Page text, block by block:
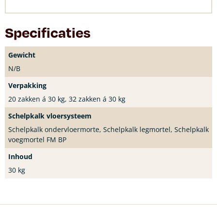
Specificaties
Gewicht
N/B
Verpakking
20 zakken á 30 kg, 32 zakken á 30 kg
Schelpkalk vloersysteem
Schelpkalk ondervloermorte, Schelpkalk legmortel, Schelpkalk
voegmortel FM BP
Inhoud
30 kg